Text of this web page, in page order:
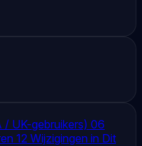
/ UK-gebruikers) 06
12 Wijzigingen in Dit